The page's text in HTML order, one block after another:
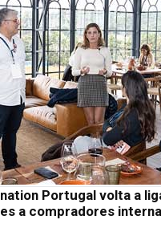
Portugal volta a
a compradores